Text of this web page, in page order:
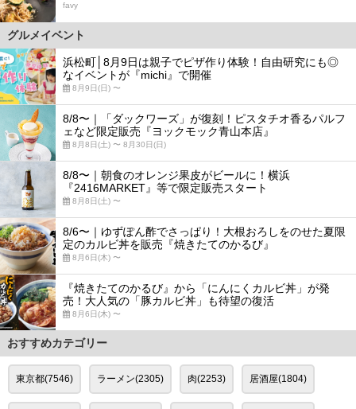
favy
グルメイベント
浜松町│8月9日は親子でピザ作り体験！自由研究にも◎
なイベントが『michi』で開催
8月9日(日) 〜
8/8〜｜「ダックワーズ」が復刻！ピスタチオ香るパルフ
ェなど限定販売『ヨックモック青山本店』
8月8日(土) 〜 8月30日(日)
8/8〜｜朝食のオレンジ果皮がビールに！横浜
『2416MARKET』等で限定販売スタート
8月8日(土) 〜
8/6〜｜ゆずぽん酢でさっぱり！大根おろしをのせた夏限
定のカルビ丼を販売『焼きたてのかるび』
8月6日(木) 〜
『焼きたてのかるび』から「にんにくカルビ丼」が発
売！大人気の「豚カルビ丼」も待望の復活
8月6日(木) 〜
おすすめカテゴリー
東京都(7546) ラーメン(2305) 肉(2253) 居酒屋(1804)